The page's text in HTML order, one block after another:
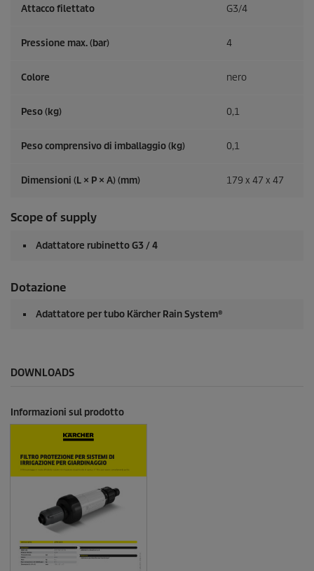
i
c
e
Attacco filettato G3/4
Pressione max. (bar) 4
Colore nero
Peso (kg) 0,1
Peso comprensivo di imballaggio (kg) 0,1
Dimensioni (L × P × A) (mm) 179 x 47 x 47
Scope of supply
Adattatore rubinetto G3 / 4
Dotazione
Adattatore per tubo Kärcher Rain System®
DOWNLOADS
Informazioni sul prodotto